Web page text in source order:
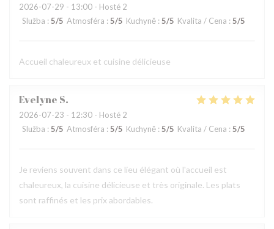
2026-07-29 - 13:00 - Hosté 2
Služba : 5/5 Atmosféra : 5/5 Kuchyně : 5/5 Kvalita / Cena : 5/5
Accueil chaleureux et cuisine délicieuse
Evelyne S
2026-07-23 - 12:30 - Hosté 2
Služba : 5/5 Atmosféra : 5/5 Kuchyně : 5/5 Kvalita / Cena : 5/5
Je reviens souvent dans ce lieu élégant où l'accueil est
chaleureux, la cuisine délicieuse et très originale. Les plats
sont raffinés et les prix abordables.